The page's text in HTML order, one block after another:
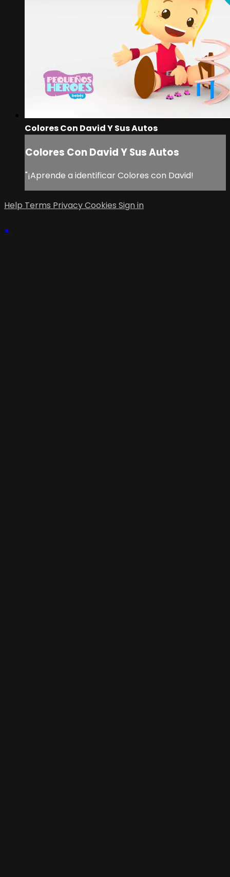
Colores Con David Y Sus Autos
Colores Con David Y Sus Autos
"¡Aprende a identificar Colores con David!
Help Terms PrivacyCookies Sign in
×